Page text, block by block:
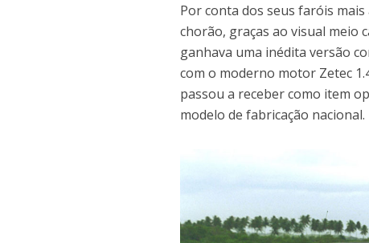
Por conta dos seus faróis
chorão, graças ao visual meio
ganhava uma inédita versão
com o moderno motor Zetec
passou a receber como item
modelo de fabricação nacional.